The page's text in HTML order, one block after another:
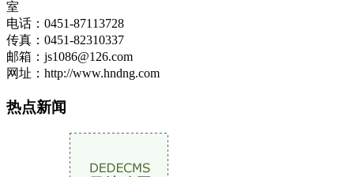
室
电话：0451-87113728
传真：0451-82310337
邮箱：js1086@126.com
网址：http://www.hndng.com
热点新闻